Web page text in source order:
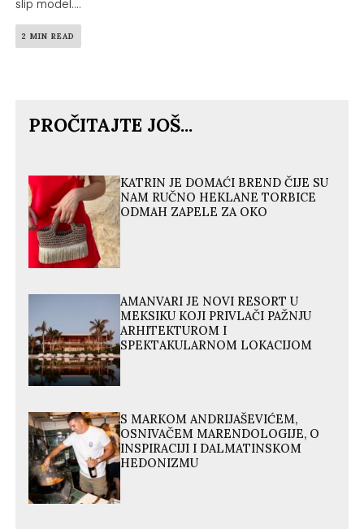
slip model....
2 MIN READ
PROČITAJTE JOŠ...
KATRIN JE DOMAĆI BREND ČIJE SU
NAM RUČNO HEKLANE TORBICE
ODMAH ZAPELE ZA OKO
AMANVARI JE NOVI RESORT U
MEKSIKU KOJI PRIVLAČI PAŽNJU
ARHITEKTUROM I
SPEKTAKULARNOM LOKACIJOM
S MARKOM ANDRIJAŠEVIĆEM,
OSNIVAČEM MARENDOLOGIJE, O
INSPIRACIJI I DALMATINSKOM
HEDONIZMU